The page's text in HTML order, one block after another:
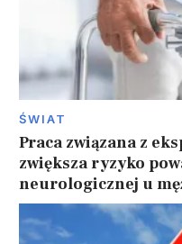
ŚWIAT
Praca związana z
zwiększa ryzyko
neurologicznej u